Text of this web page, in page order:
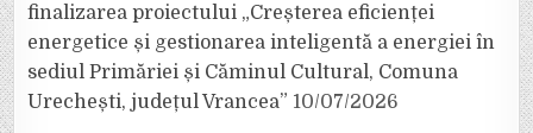
finalizarea proiectului „Creșterea eficienței
energetice și gestionarea inteligentă a energiei în
sediul Primăriei și Căminul Cultural, Comuna
Urechești, județul Vrancea” 10/07/2026